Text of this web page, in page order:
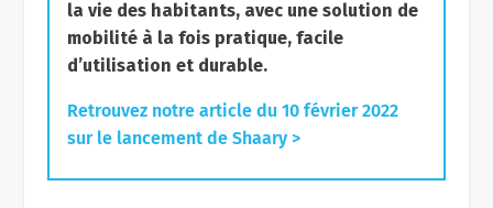
la vie des habitants, avec une solution de
mobilité à la fois pratique, facile
d’utilisation et durable.
Retrouvez notre article du 10 février 2022
sur le lancement de Shaary >